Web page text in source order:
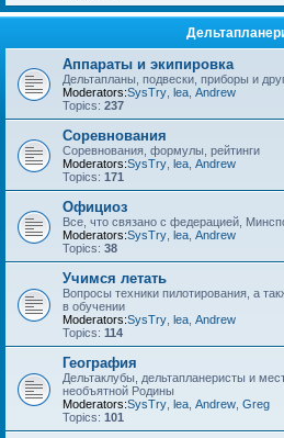
Аппараты и экипировка
Дельтапланы, подвески, приборы и
Moderators:SysTry lea Andrew
Topics: 237
Соревнования
Соревнования, формулы, рейтинги
Moderators:SysTry lea Andrew
Topics: 171
Официоз
Все, что связано с федерацией,
Moderators:SysTry lea Andrew
Topics: 38
Учимся летать
Вопросы техники пилотирования, а
в обучении
Moderators:SysTry lea Andrew
Topics: 114
География
Дельтаклубы, дельтапланеристы и
необъятной Родины
Moderators:SysTry lea Andrew Greg
Topics: 101